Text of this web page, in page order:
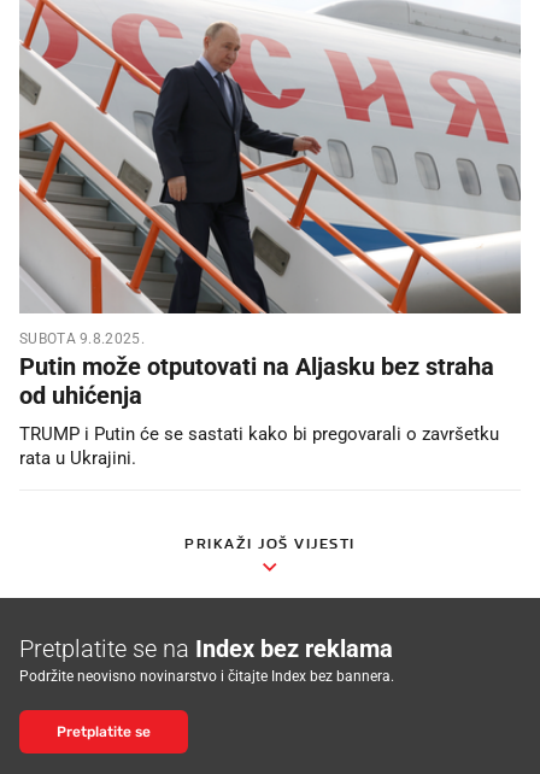
SUBOTA 9.8.2025.
Putin može otputovati na Aljasku bez straha
od uhićenja
TRUMP i Putin će se sastati kako bi pregovarali o završetku
rata u Ukrajini.
PRIKAŽI JOŠ VIJESTI
Pretplatite se na Index bez reklama
Podržite neovisno novinarstvo i čitajte Index bez bannera.
Pretplatite se